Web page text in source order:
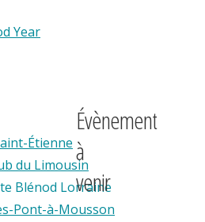
Year
Étienne
du Limousin
Blénod Lorraine
Pont-à-Mousson
Évènement
à
venir